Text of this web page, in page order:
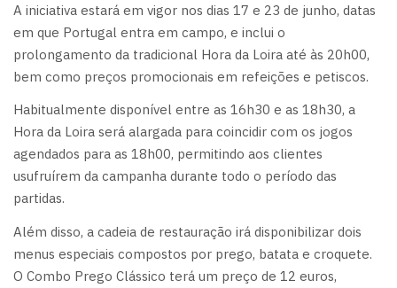
A iniciativa estará em vigor nos dias 17 e 23 de junho, datas
em que Portugal entra em campo, e inclui o
prolongamento da tradicional Hora da Loira até às 20h00,
bem como preços promocionais em refeições e petiscos.
Habitualmente disponível entre as 16h30 e as 18h30, a
Hora da Loira será alargada para coincidir com os jogos
agendados para as 18h00, permitindo aos clientes
usufruírem da campanha durante todo o período das
partidas.
Além disso, a cadeia de restauração irá disponibilizar dois
menus especiais compostos por prego, batata e croquete.
O Combo Prego Clássico terá um preço de 12 euros,